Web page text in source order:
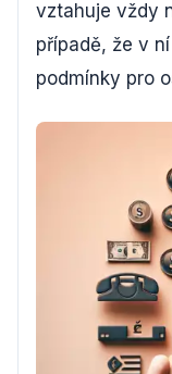
vztahuje vždy
případě, že v
podmínky pro